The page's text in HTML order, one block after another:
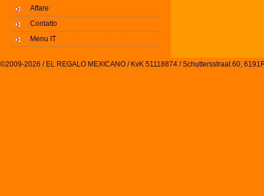
Affare
Contatto
Menu IT
©2009-2026 / EL REGALO MEXICANO / KvK 51118874 / Schuttersstraat 60,